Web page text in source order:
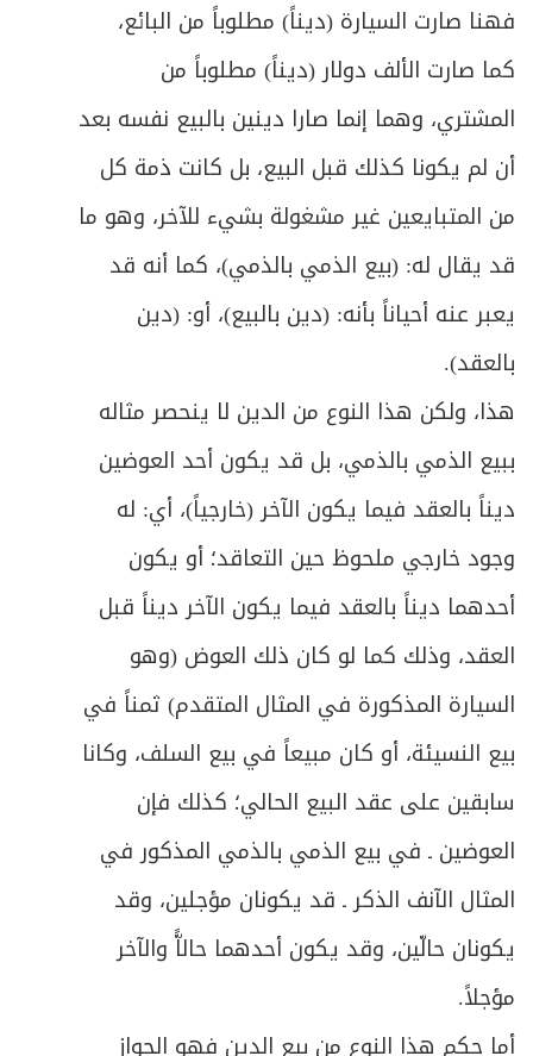
فهنا صارت السيارة (ديناً) مطلوباً من البائع،
كما صارت الألف دولار (ديناً) مطلوباً من
المشتري، وهما إنما صارا دينين بالبيع نفسه بعد
أن لم يكونا كذلك قبل البيع، بل كانت ذمة كل
من المتبايعين غير مشغولة بشيء للآخر، وهو ما
قد يقال له: (بيع الذمي بالذمي)، كما أنه قد
يعبر عنه أحياناً بأنه: (دين بالبيع)، أو: (دين
بالعقد).
هذا، ولكن هذا النوع من الدين لا ينحصر مثاله
ببيع الذمي بالذمي، بل قد يكون أحد العوضين
ديناً بالعقد فيما يكون الآخر (خارجياً)، أي: له
وجود خارجي ملحوظ حين التعاقد؛ أو يكون
أحدهما ديناً بالعقد فيما يكون الآخر ديناً قبل
العقد، وذلك كما لو كان ذلك العوض (وهو
السيارة المذكورة في المثال المتقدم) ثمناً في
بيع النسيئة، أو كان مبيعاً في بيع السلف، وكانا
سابقين على عقد البيع الحالي؛ كذلك فإن
العوضين ـ في بيع الذمي بالذمي المذكور في
المثال الآنف الذكر ـ قد يكونان مؤجلين، وقد
يكونان حالّين، وقد يكون أحدهما حالاًّ والآخر
مؤجلاً.
أما حكم هذا النوع من بيع الدين فهو الجواز
ص
232 الباب الأول: في الوديعة
ص
233 المبحث الأول: في عقد الوديعة والمتعاقدين
236 المبحث الثاني: في أحكام حفظ الوديعة والرد
ص
241
المبحث الثالث: في أحكام ضمان الوديعة
والتنازع
ص
248 الباب الثاني: في اللقطة
ص
249
253 المبحث الثاني: في لقطة الحيوان
ص
258 المبحث الثالث: في لقطة المال
ص
274 الباب الثالث: في العدوان على مال الغير
ص
277 الفصل الأول: في أحكام الغصب
ص 279 المبحث الأول: في ما به يتحقّق الغصب
285 المبحث الثاني: في رد العين المغصوبة
ص
293
المبحث الثالث: في ضمان المنافع والحقوق
المفوَّتة بالغصب
297 المبحث الرابع: في أحكام التنازع
ص
301